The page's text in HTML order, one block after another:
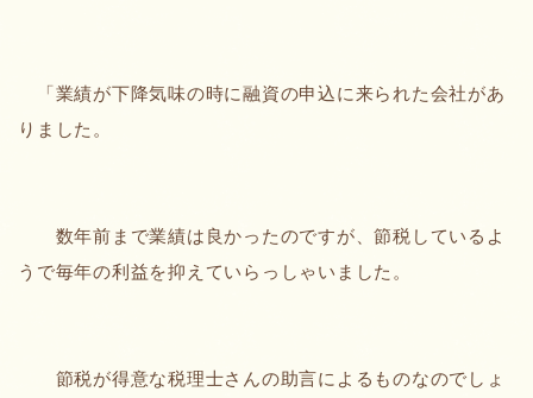
「業績が下降気味の時に融資の申込に来られた会社があ
りました。
数年前まで業績は良かったのですが、節税しているよ
うで毎年の利益を抑えていらっしゃいました。
節税が得意な税理士さんの助言によるものなのでしょ